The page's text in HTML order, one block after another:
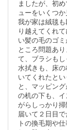
ましたが、初
ューをいくつ
我が家は絨毯
り越えてくれ
い髪の毛のゴ
ところ問題あ
て、ブラシもし
水拭きも、床
いてくれたと
と、マッピン
の机の下も、
がらしっかり掃
届いて２日目
トの換毛期や